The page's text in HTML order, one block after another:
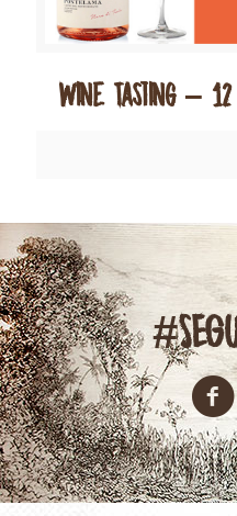
Wine Tasting – 12